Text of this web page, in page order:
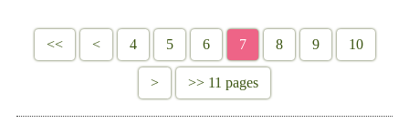
<< < 4 5 6 7 8 9 10
> >> 11 pages